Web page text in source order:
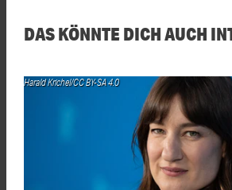
DAS KÖNNTE DICH AUCH
Harald Krichel/CC BY-SA 4.0